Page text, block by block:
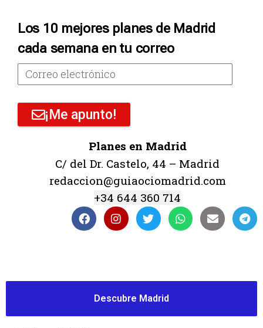
Los 10 mejores planes de Madrid
cada semana en tu correo
¡Me apunto!
Planes en Madrid
C/ del Dr. Castelo, 44 – Madrid
redaccion@guiaociomadrid.com
+34 644 360 714
Descubre Madrid